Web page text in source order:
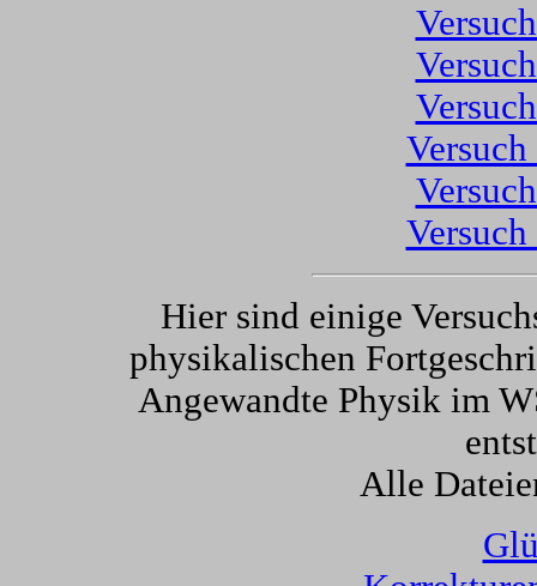
Hier sind einige
physikalischen
Angewandte Physik im
Alle